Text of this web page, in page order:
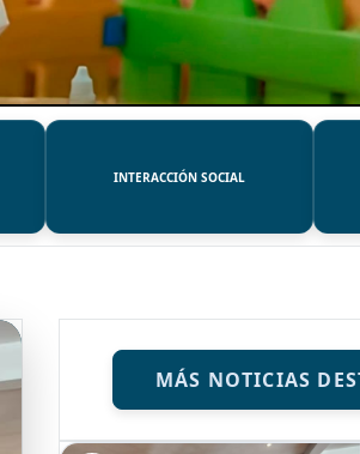
INTERACCIÓN SOCIAL
MÁS NOTICIAS